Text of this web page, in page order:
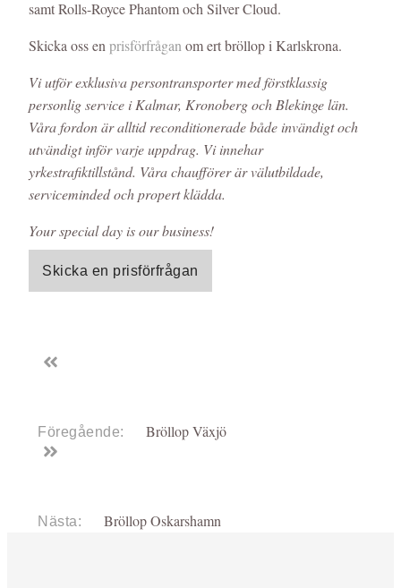
samt Rolls-Royce Phantom och Silver Cloud.
Skicka oss enprisförfråganom ert bröllop i Karlskrona.
Vi utför exklusiva persontransporter med förstklassig
personlig service i Kalmar, Kronoberg och Blekinge län.
Våra fordon är alltid reconditionerade både invändigt och
utvändigt inför varje uppdrag. Vi innehar
yrkestrafiktillstånd. Våra chaufförer är välutbildade,
serviceminded och propert klädda.
Your special day is our business!
Skicka en prisförfrågan
Föregående: Bröllop Växjö
Nästa: Bröllop Oskarshamn